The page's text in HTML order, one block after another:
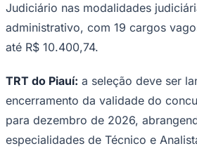
Judiciário nas modalidades
administrativo, com 19 cargos
até R$ 10.400,74.
TRT do Piauí: a seleção deve ser
encerramento da validade do
para dezembro de 2026,
especialidades de Técnico e